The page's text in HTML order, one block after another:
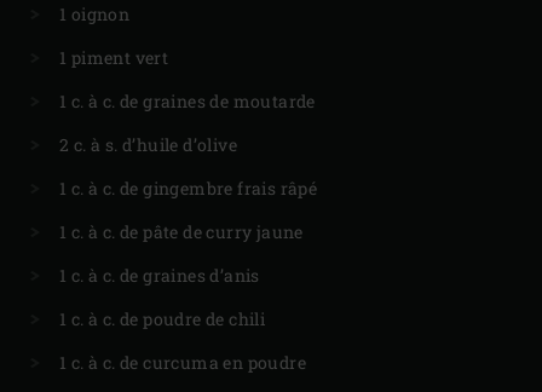
1 oignon
1 piment vert
1 c. à c. de graines de moutarde
2 c. à s. d’huile d’olive
1 c. à c. de gingembre frais râpé
1 c. à c. de pâte de curry jaune
1 c. à c. de graines d’anis
1 c. à c. de poudre de chili
1 c. à c. de curcuma en poudre